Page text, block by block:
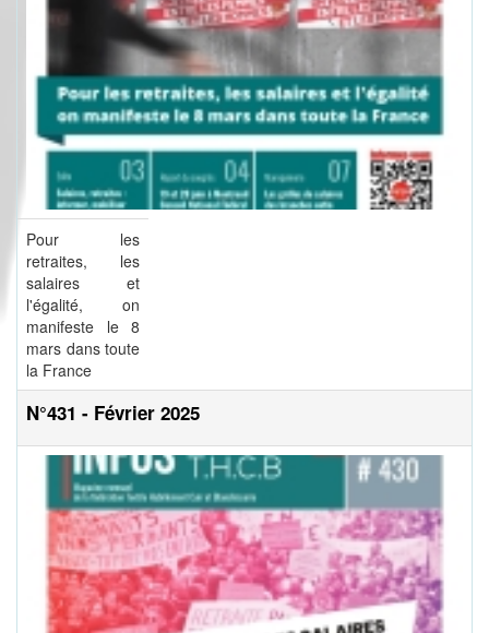
Pour les
retraites, les
salaires et
l'égalité, on
manifeste le 8
mars dans toute
la France
N°431 - Février 2025